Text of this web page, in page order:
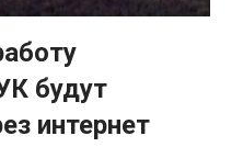
будут
интернет